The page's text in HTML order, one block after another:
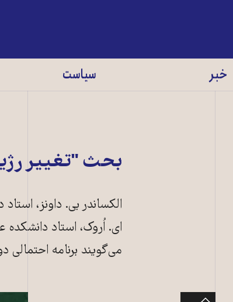
خبر سیاست
بحث "تغییر
الکساندر بی. داونز،
می‌گویند برنامه احتمالی